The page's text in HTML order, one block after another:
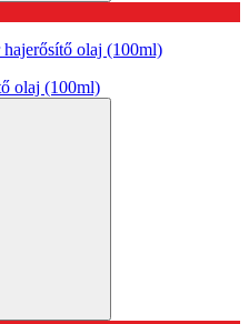
olaj (100ml)